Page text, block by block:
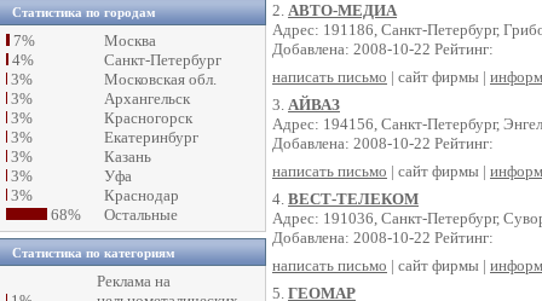
Статистика по городам
7%
Москва
4%
Санкт-Петербург
3%
Московская обл.
3%
Архангельск
3%
Красногорск
3%
Екатеринбург
3%
Казань
3%
Уфа
3%
Краснодар
68%
Остальные
Статистика по категориям
Реклама на
2. АВТО-МЕДИА
Адрес: 191186, Санкт-Петербург,
Добавлена: 2008-10-22 Рейтинг:
написать письмо | сайт фирмы |
3. АЙВАЗ
Адрес: 194156, Санкт-Петербург,
Добавлена: 2008-10-22 Рейтинг:
написать письмо | сайт фирмы |
4. ВЕСТ-ТЕЛЕКОМ
Адрес: 191036, Санкт-Петербург,
Добавлена: 2008-10-22 Рейтинг:
написать письмо | сайт фирмы |
5. ГЕОМАР